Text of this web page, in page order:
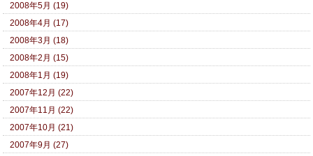
2008年5月 (19)
2008年4月 (17)
2008年3月 (18)
2008年2月 (15)
2008年1月 (19)
2007年12月 (22)
2007年11月 (22)
2007年10月 (21)
2007年9月 (27)